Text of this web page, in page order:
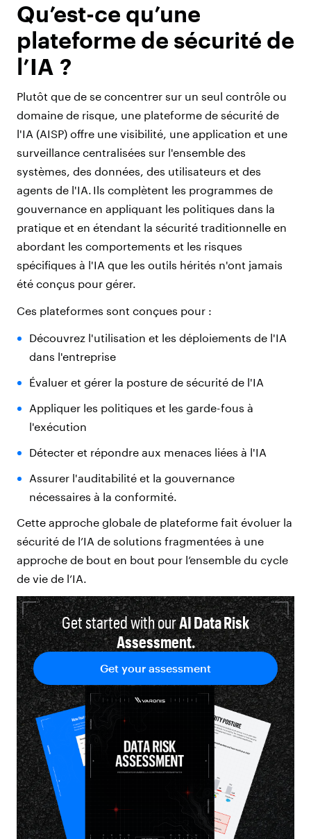
Qu’est-ce qu’une
plateforme de sécurité de
l’IA ?
Plutôt que de se concentrer sur un seul contrôle ou
domaine de risque, une plateforme de sécurité de
l'IA (AISP) offre une visibilité, une application et une
surveillance centralisées sur l'ensemble des
systèmes, des données, des utilisateurs et des
agents de l'IA. Ils complètent les programmes de
gouvernance en appliquant les politiques dans la
pratique et en étendant la sécurité traditionnelle en
abordant les comportements et les risques
spécifiques à l'IA que les outils hérités n'ont jamais
été conçus pour gérer.
Ces plateformes sont conçues pour :
Découvrez l'utilisation et les déploiements de l'IA
dans l'entreprise
Évaluer et gérer la posture de sécurité de l'IA
Appliquer les politiques et les garde-fous à
l'exécution
Détecter et répondre aux menaces liées à l'IA
Assurer l'auditabilité et la gouvernance
nécessaires à la conformité.
Cette approche globale de plateforme fait évoluer la
sécurité de l’IA de solutions fragmentées à une
approche de bout en bout pour l’ensemble du cycle
de vie de l’IA.
Get started with ourAI Data Risk
Assessment.
Get your assessment